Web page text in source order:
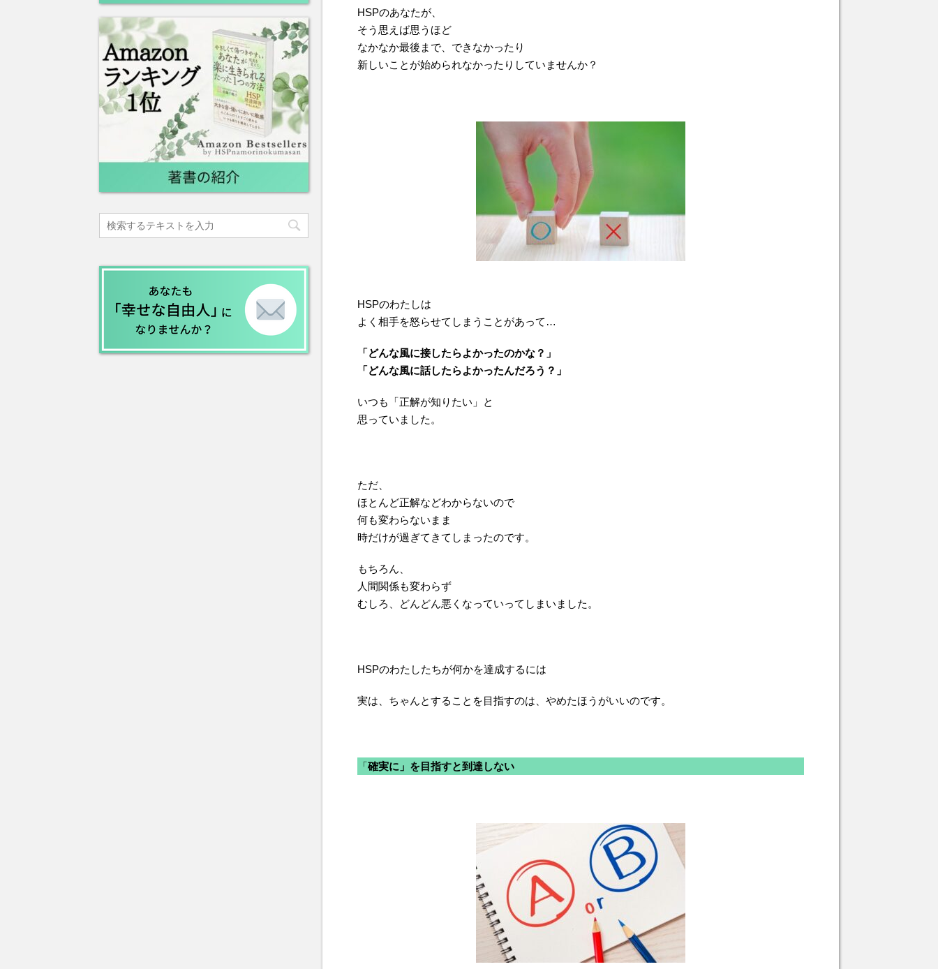
HSPのあなたが、
そう思えば思うほど
なかなか最後まで、できなかったり
新しいことが始められなかったりしていませんか？
HSPのわたしは
よく相手を怒らせてしまうことがあって…
「どんな風に接したらよかったのかな？」
「どんな風に話したらよかったんだろう？」
いつも「正解が知りたい」と
思っていました。
ただ、
ほとんど正解などわからないので
何も変わらないまま
時だけが過ぎてきてしまったのです。
もちろん、
人間関係も変わらず
むしろ、どんどん悪くなっていってしまいました。
HSPのわたしたちが何かを達成するには
実は、ちゃんとすることを目指すのは、やめたほうがいいのです。
「確実に」を目指すと到達しない